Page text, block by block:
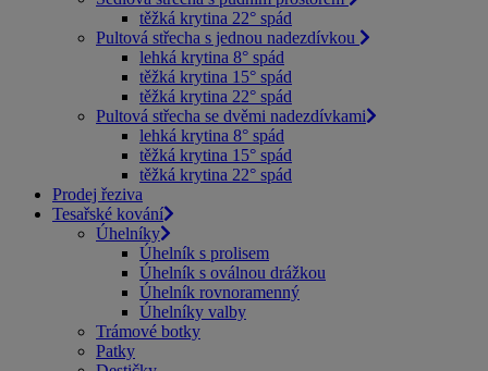
těžká krytina 22° spád
Pultová střecha s jednou nadezdívkou
lehká krytina 8° spád
těžká krytina 15° spád
těžká krytina 22° spád
Pultová střecha se dvěmi nadezdívkami
lehká krytina 8° spád
těžká krytina 15° spád
těžká krytina 22° spád
Prodej řeziva
Tesařské kování
Úhelníky
Úhelník s prolisem
Úhelník s oválnou drážkou
Úhelník rovnoramenný
Úhelníky valby
Trámové botky
Patky